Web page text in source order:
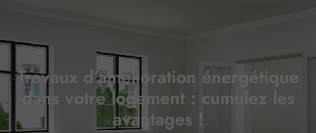
Travaux d’amélioration énergétique
dans votre logement : cumulez les
avantages !